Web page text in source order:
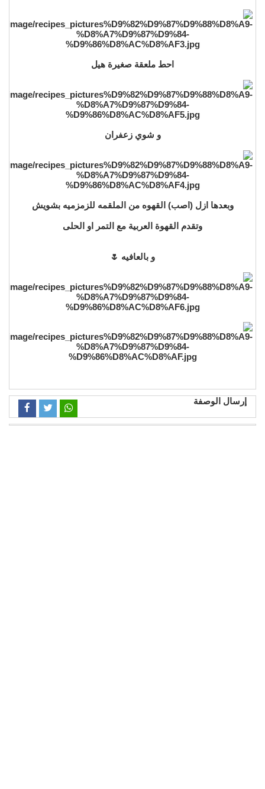
احط ملعقة صغيرة هيل
و شوي زعفران
وبعدها ازل (اصب) القهوه من الملقمه للزمزميه بشويش
وتقدم القهوة العربية مع التمر او الحلى
و بالعافيه 🌷
إرسال الوصفة